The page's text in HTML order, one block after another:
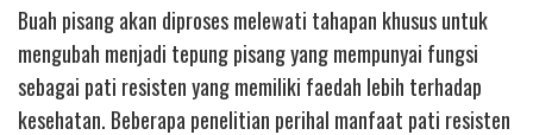
Buah pisang akan diproses melewati tahapan khusus untuk
mengubah menjadi tepung pisang yang mempunyai fungsi
sebagai pati resisten yang memiliki faedah lebih terhadap
kesehatan. Beberapa penelitian perihal manfaat pati resisten